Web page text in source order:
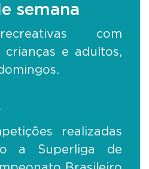
semana
com
e adultos,
realizadas
a Superliga de